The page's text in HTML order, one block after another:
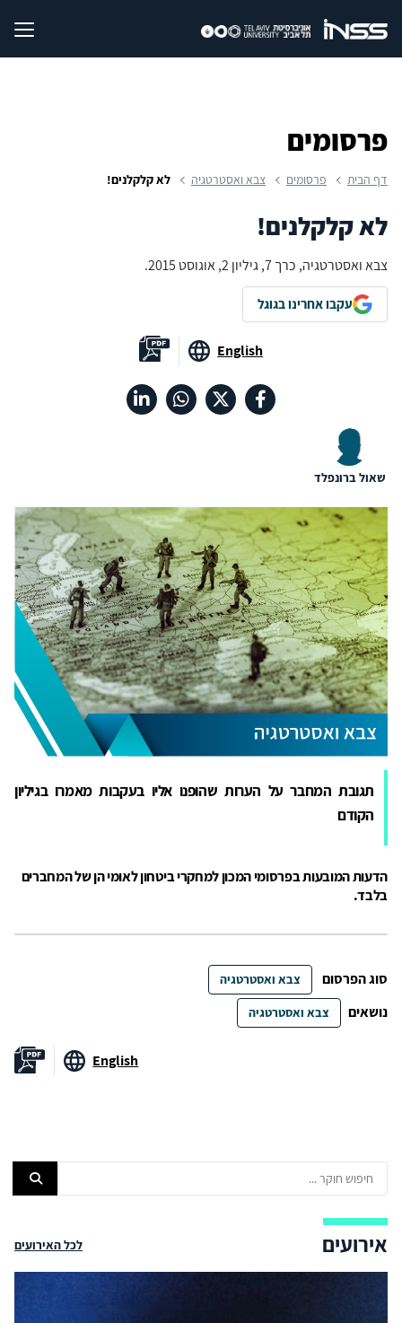
פרסומים
דף הבית פרסומים צבא ואסטרטגיה לא קלקלנים!
לא קלקלנים!
צבא ואסטרטגיה, כרך 7, גיליון 2, אוגוסט 2015.
עקבו אחרינו בגוגל
English
שאול ברונפלד
תגובת המחבר על הערות שהופנו אליו בעקבות מאמרו בגיליון
הקודם
הדעות המובעות בפרסומי המכון למחקרי ביטחון לאומי הן של המחברים
בלבד.
סוג הפרסום צבא ואסטרטגיה
נושאים צבא ואסטרטגיה
English
אירועים לכל האירועים